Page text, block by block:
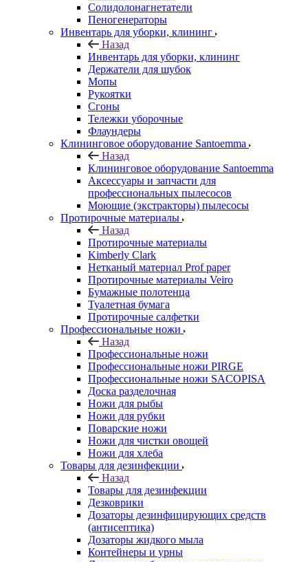
Солидолонагнетатели
Пеногенераторы
Инвентарь для уборки, клининг
Назад
Инвентарь для уборки, клининг
Держатели для шубок
Мопы
Рукоятки
Сгоны
Тележки уборочные
Флаундеры
Клининговое оборудование Santoemma
Назад
Клининговое оборудование Santoemma
Аксессуары и запчасти для
профессиональных пылесосов
Моющие (экстракторы) пылесосы
Протирочные материалы
Назад
Протирочные материалы
Kimberly Clark
Нетканый материал Prof paper
Протирочные материалы Veiro
Бумажные полотенца
Туалетная бумага
Протирочные салфетки
Профессиональные ножи
Назад
Профессиональные ножи
Профессиональные ножи PIRGE
Профессиональные ножи SACOPISA
Доска разделочная
Ножи для рыбы
Ножи для рубки
Поварские ножи
Ножи для чистки овощей
Ножи для хлеба
Товары для дезинфекции
Назад
Товары для дезинфекции
Дезковрики
Дозаторы дезинфицирующих средств
(антисептика)
Дозаторы жидкого мыла
Контейнеры и урны